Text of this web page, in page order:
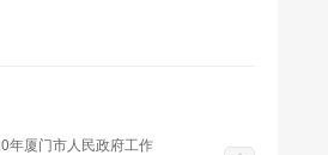
年厦门市人民政府工作